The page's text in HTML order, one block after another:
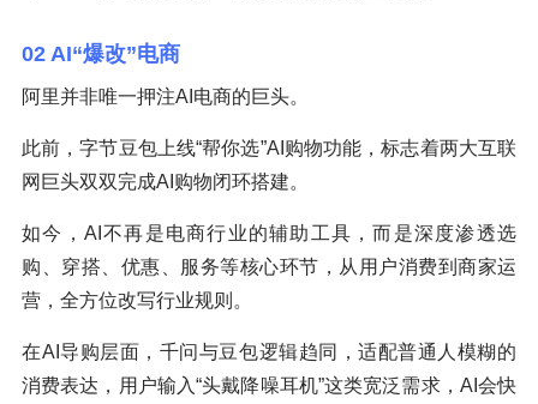
02 AI“爆改”电商
阿里并非唯一押注AI电商的巨头。
此前，字节豆包上线“帮你选”AI购物功能，标志着两大互联
网巨头双双完成AI购物闭环搭建。
如今，AI不再是电商行业的辅助工具，而是深度渗透选
购、穿搭、优惠、服务等核心环节，从用户消费到商家运
营，全方位改写行业规则。
在AI导购层面，千问与豆包逻辑趋同，适配普通人模糊的
消费表达，用户输入“头戴降噪耳机”这类宽泛需求，AI会快